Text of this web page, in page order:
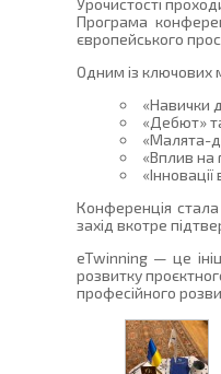
Урочистості
Програма
європейського
Одним із ключових
«Навички
«Дебют»
«Малята-
«Вплив на
Конференція
захід вкотре
eTwinning — це
розвитку
професійного